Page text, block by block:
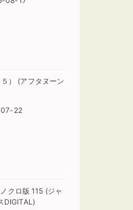
） (アフタヌーン
07-22
クロ版 115 (ジャ
DIGITAL)